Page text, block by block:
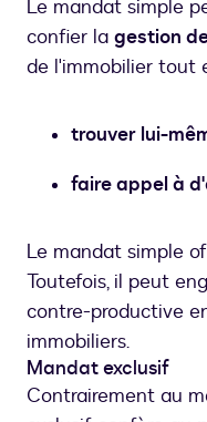
Le mandat simple
confier la gestion
de l'immobilier tout
trouver lui-
faire appel à
Le mandat simple
Toutefois, il peut
contre-productive
immobiliers.
Mandat exclusif
Contrairement au